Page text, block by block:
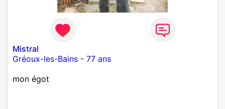
Mistral
Gréoux-les-Bains - 77 ans
mon égot